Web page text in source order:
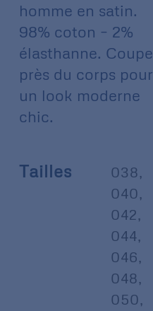
homme en satin.
98% coton – 2%
élasthanne. Coupe
près du corps pour
un look moderne
chic.
Tailles 038,
040,
042,
044,
046,
048,
050,